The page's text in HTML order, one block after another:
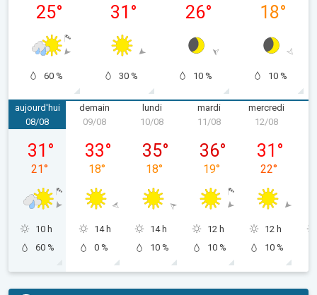
25°
60 %
31 °
30 %
26°
10 %
18°
10 %
aujourd'hui
samedi 08/08
08/08
31 °
21°
10 h
60 %
demain
dimanche 09/08
09/08
33°
18°
14 h
0 %
lundi
10/08
35°
18°
14 h
10 %
mardi
11/08
36°
19°
12 h
10 %
mercredi
12/08
31 °
22°
12 h
10 %